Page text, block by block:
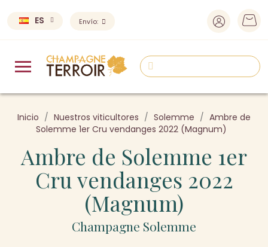
ES Envío:
Inicio Nuestros viticultores Solemme
Ambre de
Solemme 1er Cru vendanges 2022 (Magnum)
Ambre de Solemme 1er
Cru vendanges 2022
(Magnum)
Champagne Solemme